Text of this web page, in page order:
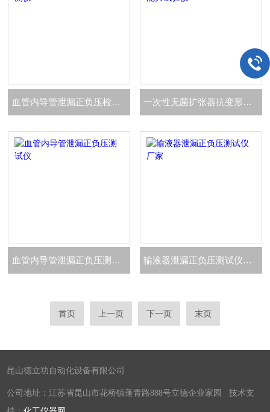
血管内导管泄漏正负压检测仪 一次性无菌扩张器抗变形能力试验仪
血管内导管泄漏正负压测试仪 输液器泄漏正负压测试仪厂家
首页 上一页 下一页 末页
昆山德立功自动化设备有限公司
公司地址：江苏省昆山市花桥镇蓬青路888号立德企业家园 技术支